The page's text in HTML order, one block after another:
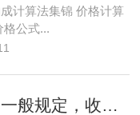
计算法集锦 价格计算
格公式...
电缆敷设的一般规定，收藏学习！